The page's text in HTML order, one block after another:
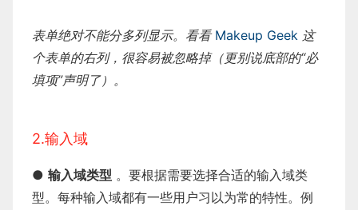
表单绝对不能分多列显示。看看 Makeup Geek 这
个表单的右列，很容易被忽略掉（更别说底部的“必
填项”声明了）。
2.输入域
● 输入域类型 。要根据需要选择合适的输入域类
型。每种输入域都有一些用户习以为常的特性。例